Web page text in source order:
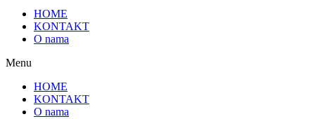
HOME
KONTAKT
O nama
Menu
HOME
KONTAKT
O nama